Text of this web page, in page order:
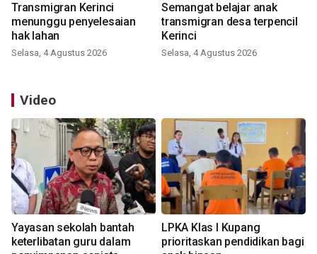
Transmigran Kerinci
menunggu penyelesaian
hak lahan
Selasa, 4 Agustus 2026
Semangat belajar anak
transmigran desa terpencil
Kerinci
Selasa, 4 Agustus 2026
Video
Yayasan sekolah bantah
keterlibatan guru dalam
LPKA Klas I Kupang
prioritaskan pendidikan bagi